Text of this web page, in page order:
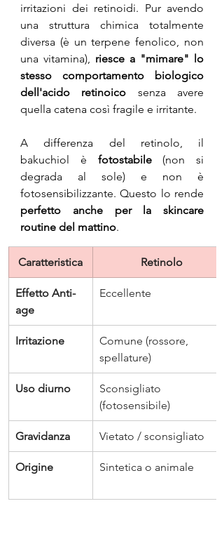
irritazioni dei retinoidi. Pur avendo
una struttura chimica totalmente
diversa (è un terpene fenolico, non
una vitamina), riesce a "mimare" lo
stesso comportamento biologico
dell'acido retinoico senza avere
quella catena così fragile e irritante.
A differenza del retinolo, il
bakuchiol è fotostabile (non si
degrada al sole) e non è
perfetto anche per la skincare
routine del mattino.
Caratteristica Retinolo
Effetto Anti-
age
Eccellente
Irritazione
Comune (rossore,
spellature)
Uso diurno
Sconsigliato
(fotosensibile)
Gravidanza Vietato / sconsigliato
Origine Sintetica o animale